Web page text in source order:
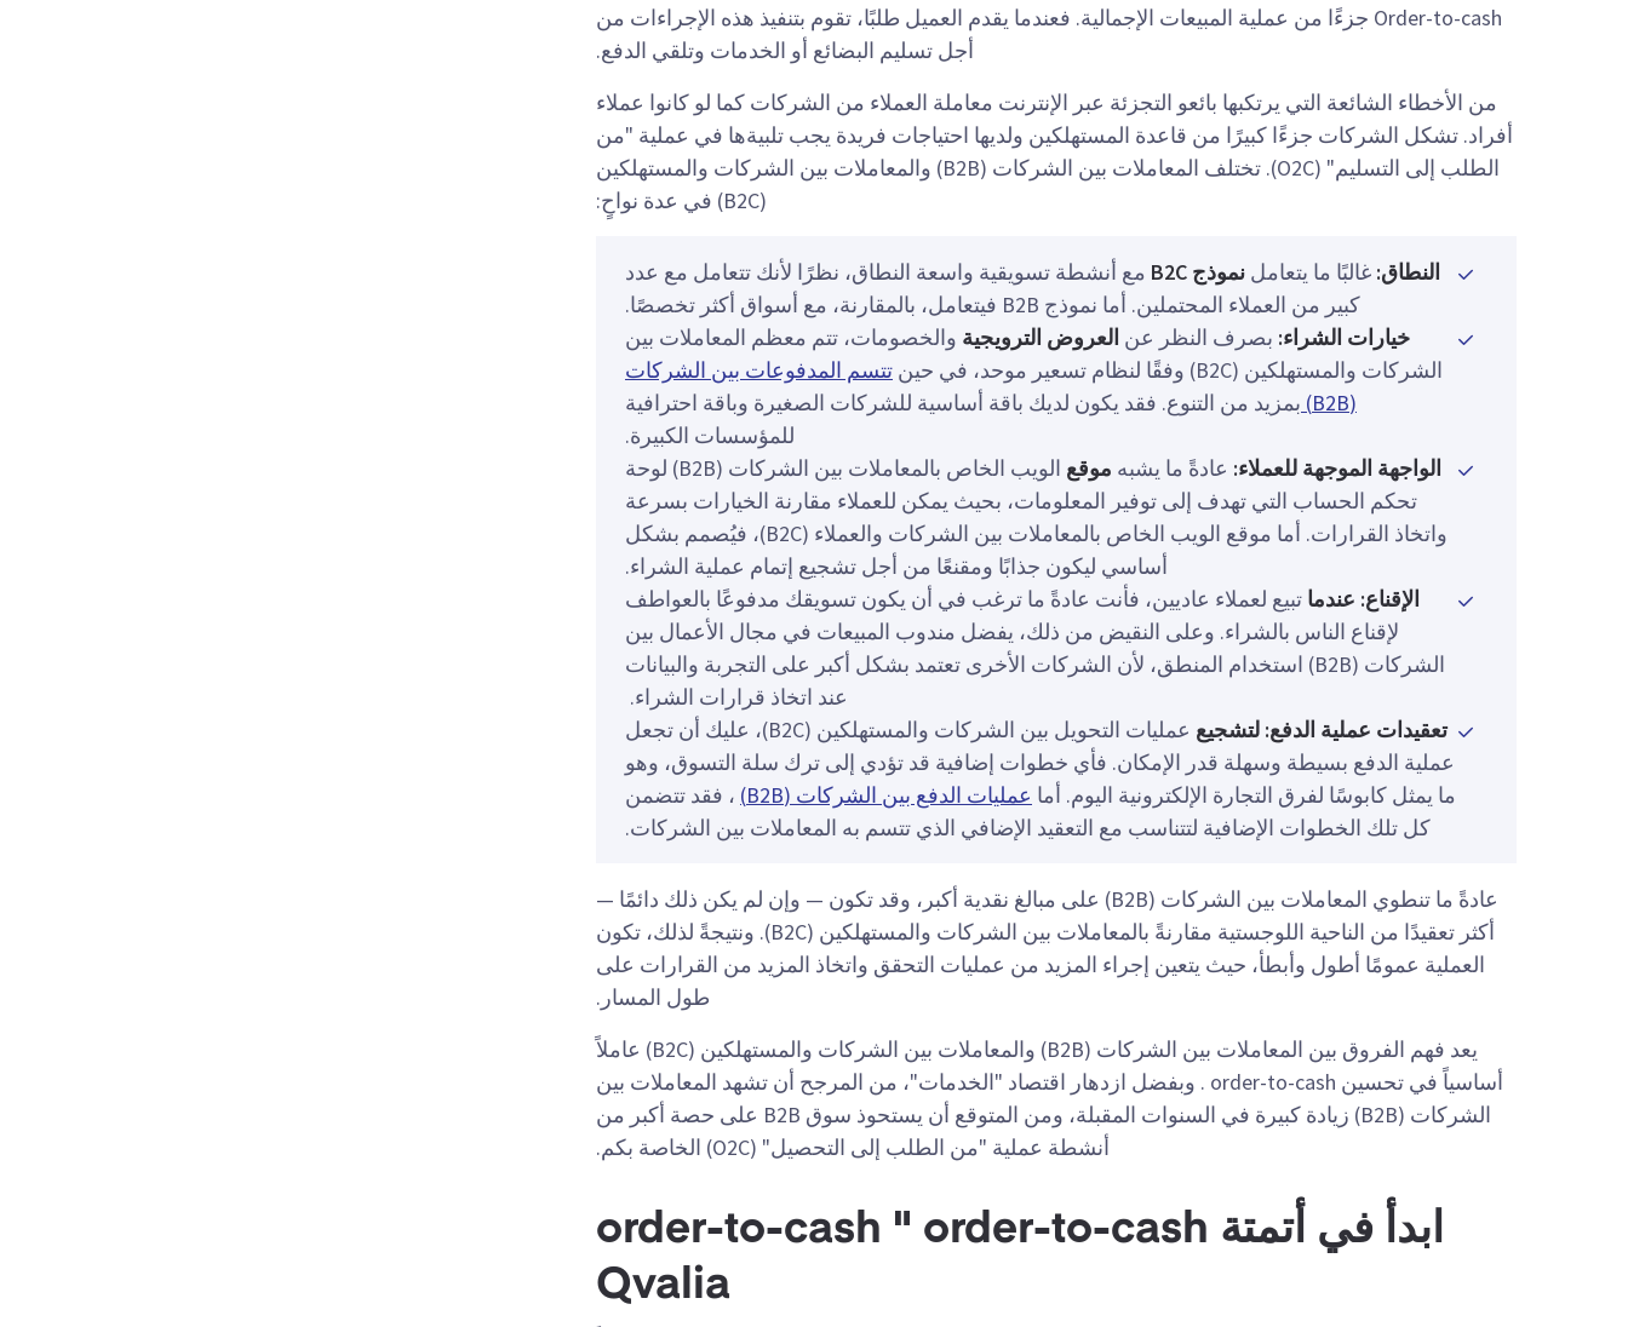
Order-to-cash جزءًا من عملية المبيعات الإجمالية. فعندما يقدم العميل طلبًا، تقوم بتنفيذ هذه الإجراءات من
أجل تسليم البضائع أو الخدمات وتلقي الدفع.
من الأخطاء الشائعة التي يرتكبها بائعو التجزئة عبر الإنترنت معاملة العملاء من الشركات كما لو كانوا عملاء
أفراد. تشكل الشركات جزءًا كبيرًا من قاعدة المستهلكين ولديها احتياجات فريدة يجب تلبيةها في عملية "من
الطلب إلى التسليم" (O2C). تختلف المعاملات بين الشركات (B2B) والمعاملات بين الشركات والمستهلكين
(B2C) في عدة نواحٍ:
النطاق: غالبًا ما يتعامل نموذج B2C
مع أنشطة تسويقية واسعة النطاق، نظرًا لأنك تتعامل مع عدد
كبير من العملاء المحتملين. أما نموذج B2B فيتعامل، بالمقارنة، مع أسواق أكثر تخصصًا.
خيارات الشراء: بصرف النظر عن العروض الترويجية والخصومات، تتم معظم المعاملات بين
الشركات والمستهلكين (B2C) وفقًا لنظام تسعير موحد، في حين
تتسم المدفوعات بين الشركات
(B2B)
بمزيد من التنوع. فقد يكون لديك باقة أساسية للشركات الصغيرة وباقة احترافية
للمؤسسات الكبيرة.
الواجهة الموجهة للعملاء: عادةً ما يشبه موقع
الويب الخاص بالمعاملات بين الشركات (B2B) لوحة
تحكم الحساب التي تهدف إلى توفير المعلومات، بحيث يمكن للعملاء مقارنة الخيارات بسرعة
واتخاذ القرارات. أما موقع الويب الخاص بالمعاملات بين الشركات والعملاء (B2C)، فيُصمم بشكل
أساسي ليكون جذابًا ومقنعًا من أجل تشجيع إتمام عملية الشراء.
الإقناع: عندما تبيع لعملاء عاديين، فأنت عادةً ما ترغب في أن يكون تسويقك مدفوعًا بالعواطف
لإقناع الناس بالشراء. وعلى النقيض من ذلك، يفضل مندوب المبيعات في مجال الأعمال بين
الشركات (B2B) استخدام المنطق، لأن الشركات الأخرى تعتمد بشكل أكبر على التجربة والبيانات
عند اتخاذ قرارات الشراء.
تعقيدات عملية الدفع: لتشجيع
عمليات التحويل بين الشركات والمستهلكين (B2C)، عليك أن تجعل
عملية الدفع بسيطة وسهلة قدر الإمكان. فأي خطوات إضافية قد تؤدي إلى ترك سلة التسوق، وهو
ما يمثل كابوسًا لفرق التجارة الإلكترونية اليوم. أما عمليات الدفع بين الشركات (B2B)
، فقد تتضمن
كل تلك الخطوات الإضافية لتتناسب مع التعقيد الإضافي الذي تتسم به المعاملات بين الشركات.
عادةً ما تنطوي المعاملات بين الشركات (B2B) على مبالغ نقدية أكبر، وقد تكون — وإن لم يكن ذلك دائمًا —
أكثر تعقيدًا من الناحية اللوجستية مقارنةً بالمعاملات بين الشركات والمستهلكين (B2C). ونتيجةً لذلك، تكون
العملية عمومًا أطول وأبطأ، حيث يتعين إجراء المزيد من عمليات التحقق واتخاذ المزيد من القرارات على
طول المسار.
يعد فهم الفروق بين المعاملات بين الشركات (B2B) والمعاملات بين الشركات والمستهلكين (B2C) عاملاً
أساسياً في تحسين order-to-cash . وبفضل ازدهار اقتصاد "الخدمات"، من المرجح أن تشهد المعاملات بين
الشركات (B2B) زيادة كبيرة في السنوات المقبلة، ومن المتوقع أن يستحوذ سوق B2B على حصة أكبر من
أنشطة عملية "من الطلب إلى التحصيل" (O2C) الخاصة بكم.
ابدأ في أتمتة order-to-cash " order-to-cash
Qvalia